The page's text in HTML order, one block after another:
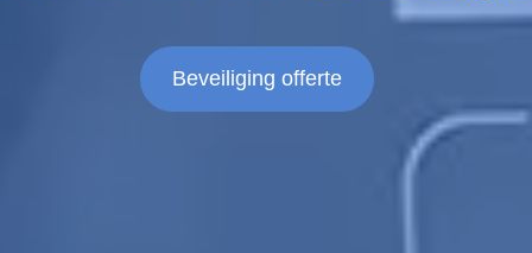
Beveiliging offerte